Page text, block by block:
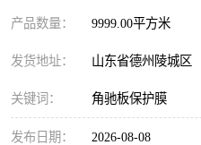
产品数量： 9999.00平方米
发货地址： 山东省德州陵城区
关键词： 角驰板保护膜
发布日期： 2026-08-08